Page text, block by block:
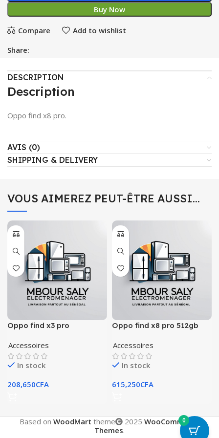
Buy Now
Compare Add to wishlist
Share:
DESCRIPTION
Description
Oppo find x8 pro.
AVIS (0)
SHIPPING & DELIVERY
VOUS AIMEREZ PEUT-ÊTRE AUSSI…
Oppo find x3 pro
Accessoires
In stock
208,650CFA
Oppo find x8 pro 512gb
Accessoires
In stock
615,250CFA
Based on WoodMart theme 2025 WooCommerce
Themes.
0